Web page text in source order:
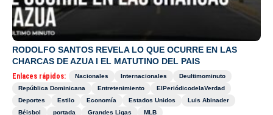
RODOLFO SANTOS REVELA LO QUE OCURRE EN LAS
CHARCAS DE AZUA I EL MATUTINO DEL PAIS
Enlaces rápidos: Nacionales Internacionales
Deultimominuto
República Dominicana
Entretenimiento
ElPeriódicodelaVerdad
Deportes
Estilo Economía Estados Unidos
Luis Abinader
Béisbol
portada Grandes Ligas MLB